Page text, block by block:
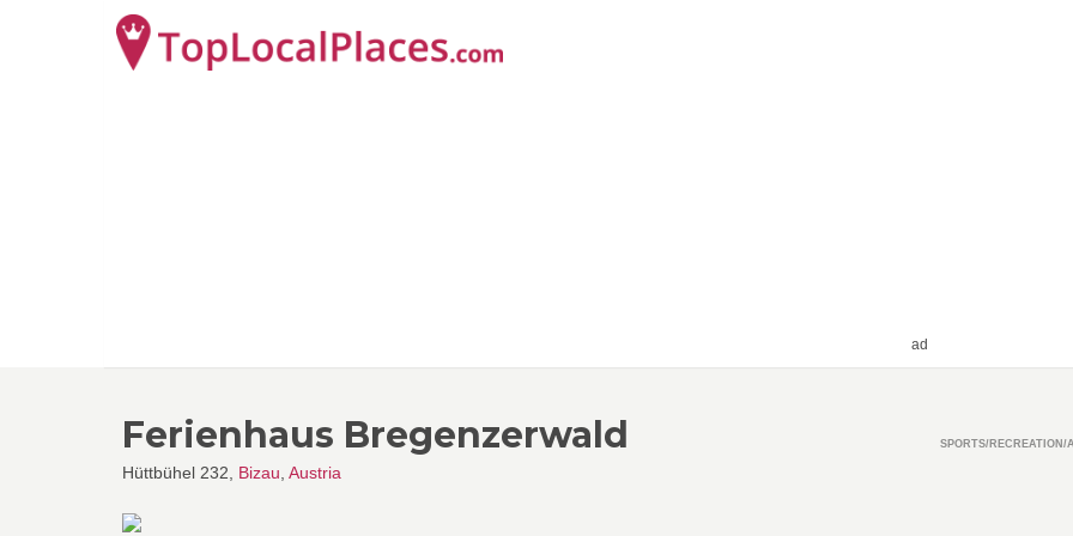
ad
Ferienhaus Bregenzerwald
Hüttbühel 232, Bizau Austria
SPORTS/RECREATION/